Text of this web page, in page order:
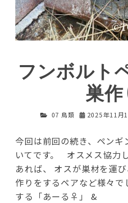
フンボルト
巣作
07 鳥類 2025年11月
今回は前回の続き、ペンギ
いてです。 オスメス協力
あれば、 オスが巣材を運
作りをするペアなど様々
する「あーる♀」 &